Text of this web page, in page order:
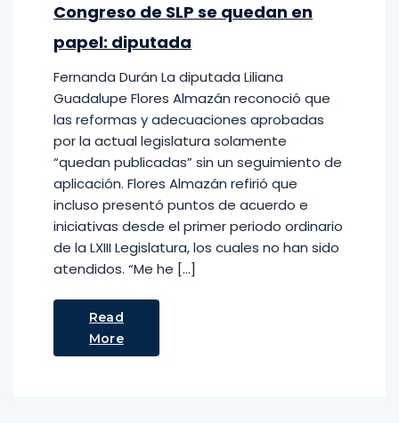
Congreso de SLP se quedan en
papel: diputada
Fernanda Durán La diputada Liliana
Guadalupe Flores Almazán reconoció que
las reformas y adecuaciones aprobadas
por la actual legislatura solamente
“quedan publicadas” sin un seguimiento de
aplicación. Flores Almazán refirió que
incluso presentó puntos de acuerdo e
iniciativas desde el primer periodo ordinario
de la LXIII Legislatura, los cuales no han sido
atendidos. “Me he […]
Read
More